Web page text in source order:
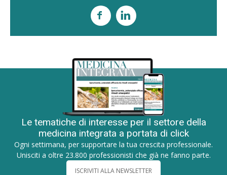
Le tematiche di interesse per il settore della
medicina integrata a portata di click
Ogni settimana, per supportare la tua crescita professionale.
Unisciti a oltre 23.800 professionisti che già ne fanno parte.
ISCRIVITI ALLA NEWSLETTER